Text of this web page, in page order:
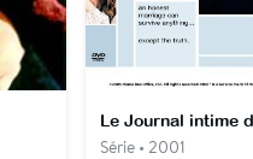
Série • 2001